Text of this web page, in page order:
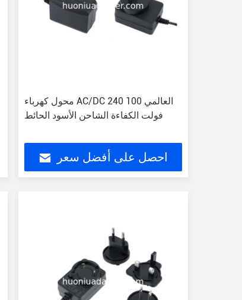
محول كهرباء AC/DC العالمي 100 240
فولت الكفاءة الشاحن الأسود الحائط
احصل على أفضل سعر